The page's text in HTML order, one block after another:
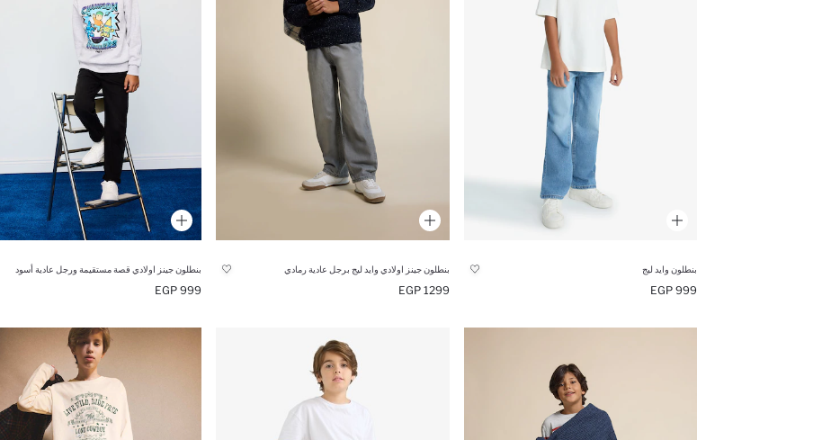
بنطلون وايد ليج
999 EGP
بنطلون جينز اولادي وايد ليج برجل عادية رمادي
1299 EGP
بنطلون جينز اولادي قصة مستقيمة ورجل عادية أسود
999 EGP